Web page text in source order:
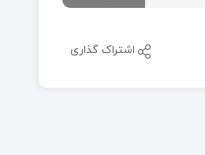
اشتراک گذاری